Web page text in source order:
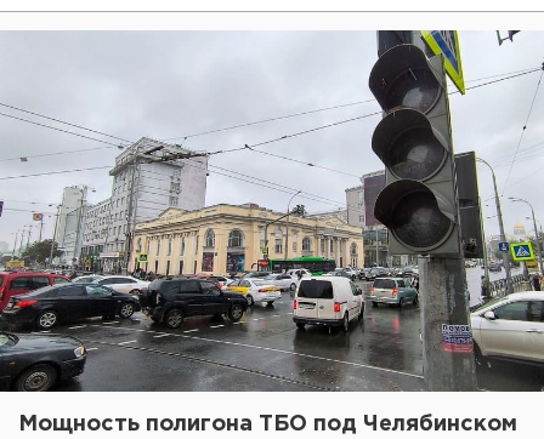
Мощность полигона ТБО под Челябинском